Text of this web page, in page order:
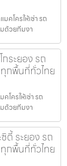
คโครให้เช่า รถ
ด้วยทีมงา
ระยอง รถ
ทุกพื้นที่ทั่วไทย
โครให้เช่า รถ
ด้วยทีมงา
ตี้ ระยอง รถ
ทุกพื้นที่ทั่วไทย